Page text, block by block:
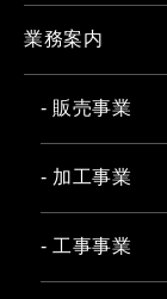
業務案内
- 販売事業
- 加工事業
- 工事事業